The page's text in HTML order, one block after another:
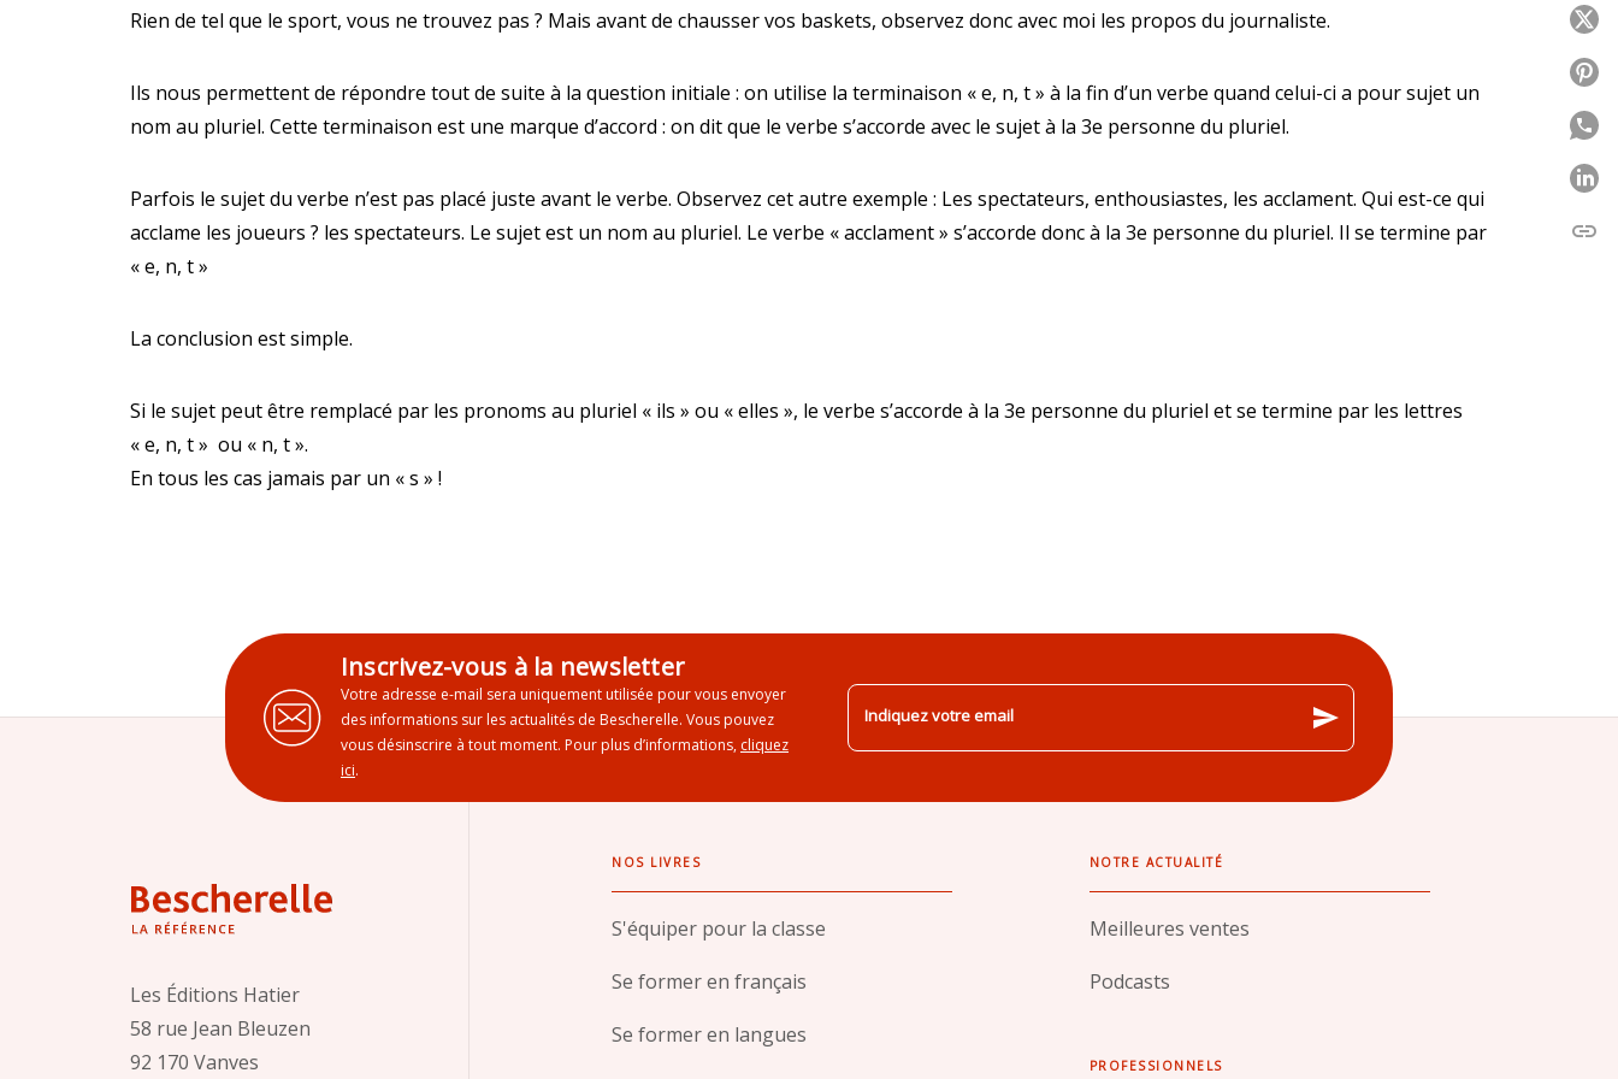
Rien de tel que le sport, vous ne trouvez pas ? Mais avant de chausser vos baskets, observez donc avec moi les propos du journaliste.
Ils nous permettent de répondre tout de suite à la question initiale : on utilise la terminaison « e, n, t » à la fin d’un verbe quand celui-ci a pour sujet un
nom au pluriel. Cette terminaison est une marque d’accord : on dit que le verbe s’accorde avec le sujet à la 3e personne du pluriel.
Parfois le sujet du verbe n’est pas placé juste avant le verbe. Observez cet autre exemple : Les spectateurs, enthousiastes, les acclament. Qui est-ce qui
acclame les joueurs ? les spectateurs. Le sujet est un nom au pluriel. Le verbe « acclament » s’accorde donc à la 3e personne du pluriel. Il se termine par
« e, n, t »
La conclusion est simple.
Si le sujet peut être remplacé par les pronoms au pluriel « ils » ou « elles », le verbe s’accorde à la 3e personne du pluriel et se termine par les lettres
« e, n, t » ou « n, t ».
En tous les cas jamais par un « s » !
link
Inscrivez-vous à la newsletter
Votre adresse e-mail sera uniquement utilisée pour vous envoyer
des informations sur les actualités de Bescherelle. Vous pouvez
vous désinscrire à tout moment. Pour plus d’informations, cliquez
ici.
Indiquez votre email send
Les Éditions Hatier
58 rue Jean Bleuzen
92 170 Vanves
NOS LIVRES
S'équiper pour la classe
Se former en français
Se former en langues
NOTRE ACTUALITÉ
Meilleures ventes
Podcasts
PROFESSIONNELS